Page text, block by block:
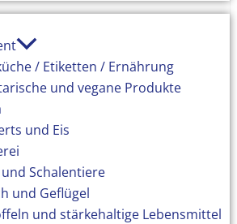
/ Etiketten / Ernährung
und vegane Produkte
und Eis
und Schalentiere
und Geflügel
und stärkehaltige Lebensmittel